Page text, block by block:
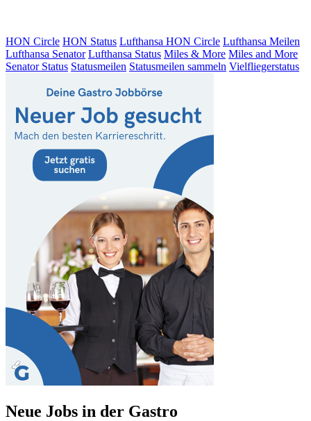
HON Circle HON Status Lufthansa HON Circle Lufthansa Meilen
Lufthansa Senator Lufthansa Status Miles & More Miles and More
Senator Status Statusmeilen Statusmeilen sammeln Vielfliegerstatus
Neue Jobs in der Gastro